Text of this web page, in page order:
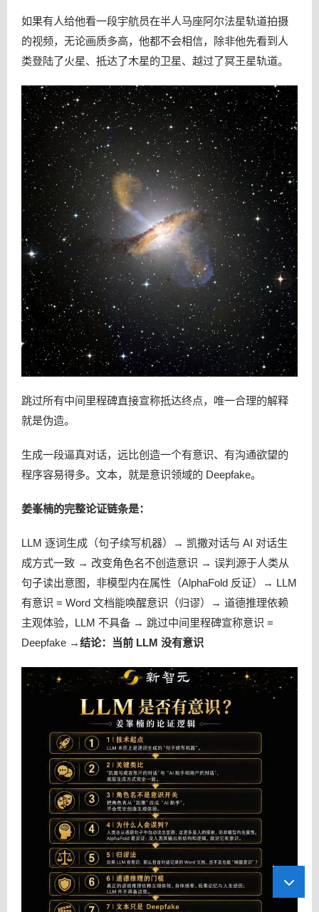
如果有人给他看一段宇航员在半人马座阿尔法星轨道拍摄
的视频，无论画质多高，他都不会相信，除非他先看到人
类登陆了火星、抵达了木星的卫星、越过了冥王星轨道。
跳过所有中间里程碑直接宣称抵达终点，唯一合理的解释
就是伪造。
生成一段逼真对话，远比创造一个有意识、有沟通欲望的
程序容易得多。文本，就是意识领域的 Deepfake。
姜峯楠的完整论证链条是：
LLM 逐词生成（句子续写机器）→ 凯撒对话与 AI 对话生
成方式一致 → 改变角色名不创造意识 → 误判源于人类从
句子读出意图，非模型内在属性（AlphaFold 反证）→ LLM
有意识 = Word 文档能唤醒意识（归谬）→ 道德推理依赖
主观体验，LLM 不具备 → 跳过中间里程碑宣称意识 =
Deepfake →结论：当前 LLM 没有意识